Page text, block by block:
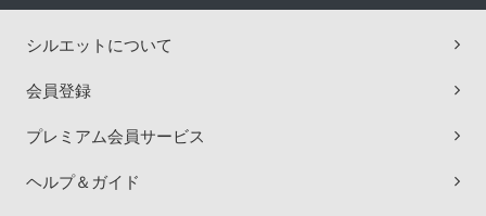
シルエットについて
会員登録
プレミアム会員サービス
ヘルプ＆ガイド